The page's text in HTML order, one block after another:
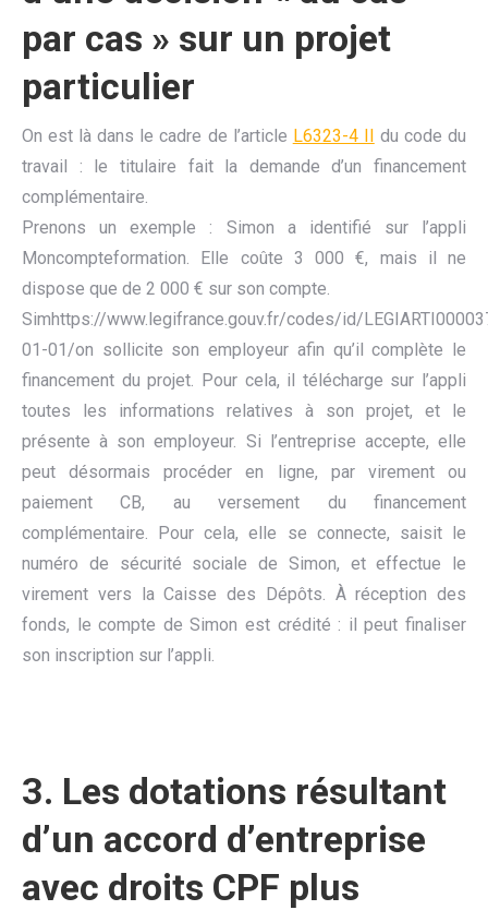
par cas » sur un projet
particulier
On est là dans le cadre de l’article L6323-4 II du code du
travail : le titulaire fait la demande d’un financement
complémentaire.
Prenons un exemple : Simon a identifié sur l’appli
Moncompteformation. Elle coûte 3 000 €, mais il ne
dispose que de 2 000 € sur son compte.
Simhttps://www.legifrance.gouv.fr/codes/id/
01-01/on sollicite son employeur afin qu’il complète le
financement du projet. Pour cela, il télécharge sur l’appli
toutes les informations relatives à son projet, et le
présente à son employeur. Si l’entreprise accepte, elle
peut désormais procéder en ligne, par virement ou
paiement CB, au versement du financement
complémentaire. Pour cela, elle se connecte, saisit le
numéro de sécurité sociale de Simon, et effectue le
virement vers la Caisse des Dépôts. À réception des
fonds, le compte de Simon est crédité : il peut finaliser
son inscription sur l’appli.
3. Les dotations résultant
d’un accord d’entreprise
avec droits CPF plus